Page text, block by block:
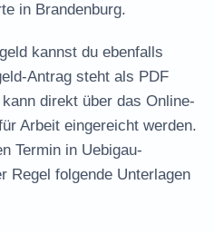
in Brandenburg.
kannst du ebenfalls
Antrag steht als PDF
direkt über das Online-
Arbeit eingereicht werden.
Termin in Uebigau-
Regel folgende Unterlagen